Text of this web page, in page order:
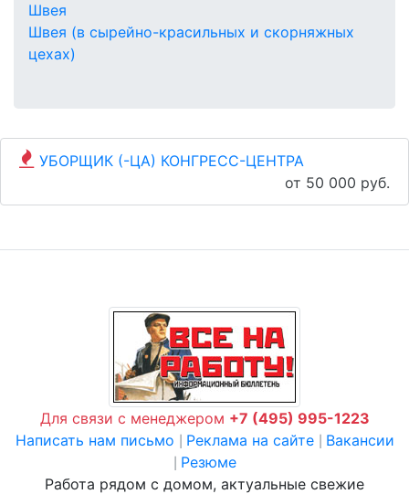
Швея
Швея (в сырейно-красильных и скорняжных
цехах)
УБОРЩИК (-ЦА) КОНГРЕСС-ЦЕНТРА
от 50 000 руб.
Для связи с менеджером +7 (495) 995-1223
Написать нам письмо
Реклама на сайте Вакансии
Резюме
Работа рядом с домом, актуальные свежие